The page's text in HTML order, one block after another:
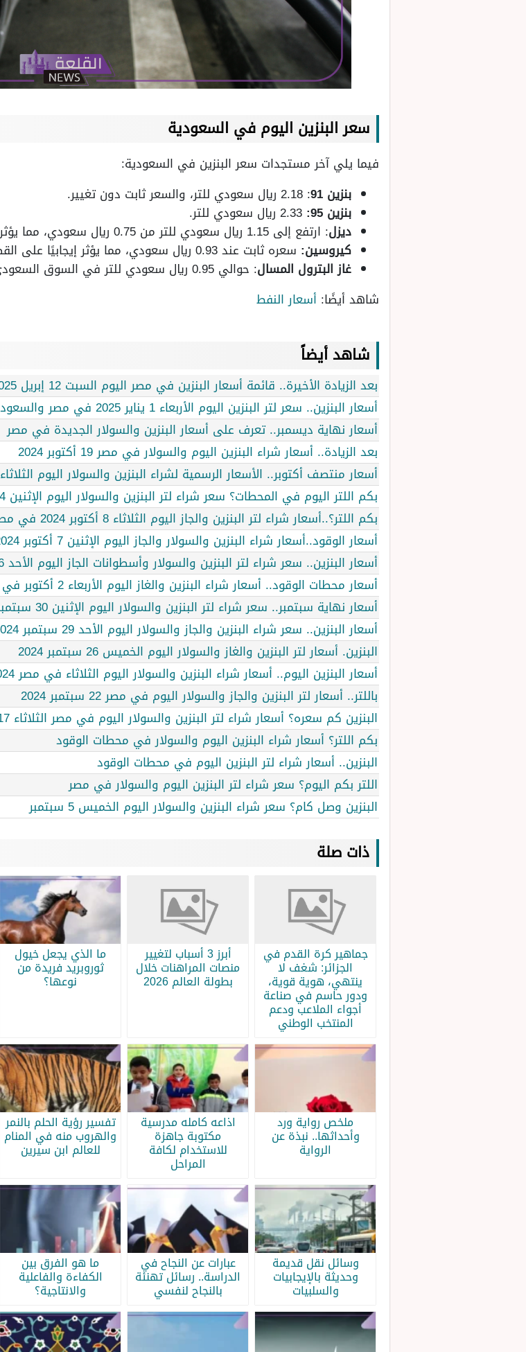
سعر البنزين اليوم في السعودية
فيما يلي آخر مستجدات سعر البنزين في السعودية:
بنزين 91
: 2.18 ريال سعودي للتر، والسعر ثابت دون تغيير.
بنزين 95:
ديزل: ارتفع إلى 1.15 ريال سعودي للتر من 0.75 ريال سعودي، مما يؤثر بشكل كبير في القطاعات المعتمدة على الديزل.
كيروسين: سعره ثابت عند 0.93 ريال سعودي، مما يؤثر إيجابيًا على القطاعات المعتمدة على الكيروسين.
غاز البترول المسال: حوالي 0.95 ريال سعودي للتر في السوق السعودي.
شاهد أيضًا: أسعار النفط
شاهد أيضاً
بعد الزيادة الأخيرة.. قائمة أسعار البنزين في مصر اليوم السبت 12 إبريل 2025
أسعار البنزين.. سعر لتر البنزين اليوم الأربعاء 1 يناير 2025 في مصر والسعودية
أسعار نهاية ديسمبر.. تعرف على أسعار البنزين والسولار الجديدة في مصر
بعد الزيادة.. أسعار شراء البنزين اليوم والسولار في مصر 19 أكتوبر 2024
أسعار منتصف أكتوبر.. الأسعار الرسمية لشراء البنزين والسولار اليوم الثلاثاء 15 أكتوبر 2024
بكم اللتر اليوم في المحطات؟ سعر شراء لتر البنزين والسولار اليوم الإثنين 14 أكتوبر 2024
بكم اللتر؟..أسعار شراء لتر البنزين والجاز اليوم الثلاثاء 8 أكتوبر 2024 في مصر
أسعار الوقود..أسعار شراء البنزين والسولار والجاز اليوم الإثنين 7 أكتوبر 2024 في المحطات
أسعار البنزين.. سعر شراء لتر البنزين والسولار وأسطوانات الجاز اليوم الأحد 6 أكتوبر في مصر
أسعار محطات الوقود.. أسعار شراء البنزين والغاز اليوم الأربعاء 2 أكتوبر في مصر
أسعار نهاية سبتمبر.. سعر شراء لتر البنزين والسولار اليوم الإثنين 30 سبتمبر 2024
أسعار البنزين.. سعر شراء البنزين والجاز والسولار اليوم الأحد 29 سبتمبر 2024
البنزين. أسعار لتر البنزين والغاز والسولار اليوم الخميس 26 سبتمبر 2024
أسعار البنزين اليوم.. أسعار شراء البنزين والسولار اليوم الثلاثاء في مصر 2024
باللتر.. أسعار لتر البنزين والجاز والسولار اليوم في مصر 22 سبتمبر 2024
البنزين كم سعره؟ أسعار شراء لتر البنزين والسولار اليوم في مصر الثلاثاء 17 سبتمبر 2024
بكم اللتر؟ أسعار شراء البنزين اليوم والسولار في محطات الوقود
البنزين.. أسعار شراء لتر البنزين اليوم في محطات الوقود
اللتر بكم اليوم؟ سعر شراء لتر البنزين اليوم والسولار في مصر
البنزين وصل كام؟ سعر شراء البنزين والسولار اليوم الخميس 5 سبتمبر
ذات صلة
جماهير كرة القدم في
الجزائر: شغف لا
ينتهي، هوية قوية،
ودور حاسم في صناعة
أجواء الملاعب ودعم
المنتخب الوطني
أبرز 3 أسباب لتغيير
منصات المراهنات خلال
بطولة العالم 2026
ما الذي يجعل خيول
ثوروبريد فريدة من
نوعها؟
ملخص رواية ورد
وأحداثها.. نبذة عن
الرواية
اذاعه كامله مدرسية
مكتوبة جاهزة
للاستخدام لكافة
المراحل
تفسير رؤية الحلم بالنمر
والهروب منه في المنام
للعالم ابن سيرين
وسائل نقل قديمة
وحديثة بالإيجابيات
والسلبيات
عبارات عن النجاح في
الدراسة.. رسائل تهنئة
بالنجاح لنفسي
ما هو الفرق بين
الكفاءة والفاعلية
والانتاجية؟